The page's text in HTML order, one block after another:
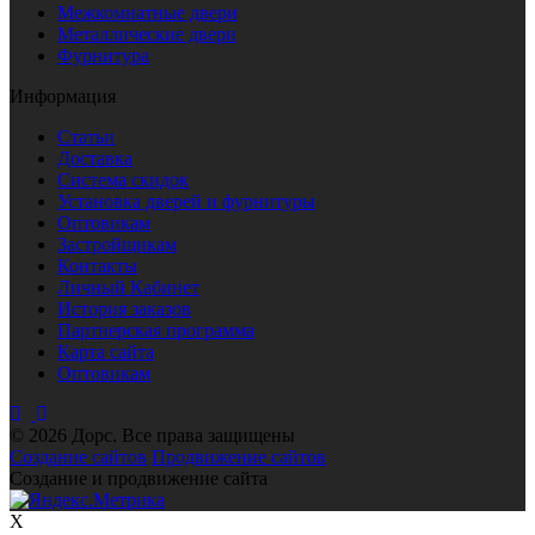
Межкомнатные двери
Металлические двери
Фурнитура
Информация
Статьи
Доставка
Система скидок
Установка дверей и фурнитуры
Оптовикам
Застройщикам
Контакты
Личный Кабинет
История заказов
Партнерская программа
Карта сайта
Оптовикам
© 2026 Дорс. Все права защищены
Создание сайтов Продвижение сайтов
Создание и продвижение сайта
X